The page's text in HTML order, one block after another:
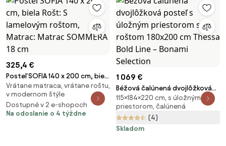
325,4 €
Posteľ SOFIA 140 x 200 cm, biela
Rošt: S lamelovým roštom,
Matrac: Matrac SOMMERA 18
cm
Vrátane matraca, vrátane roštu,
v modernom štýle
Dostupné v 2 e-shopoch
Na odoslanie o 4 týždne
1 069 €
Béžová čalúnená dvojlôžková
posteľ s úložným priestorom s
roštom 180x200 cm Thessa
Bold Line – Bonami Selection
115×184×220 cm, s úložným
priestorom, čalúnená
(4)
Skladom